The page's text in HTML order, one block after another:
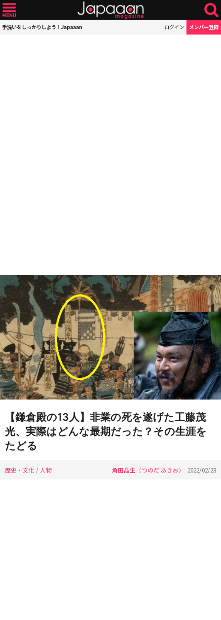
手洗いをしっかりしよう！Japaaan ログイン メンバー登録
【鎌倉殿の13人】非業の死を遂げた工藤茂
光、実際はどんな最期だった？その生涯を
たどる
歴史・文化 / 人物 角田晶生（つのだ あきお） 2022/02/28